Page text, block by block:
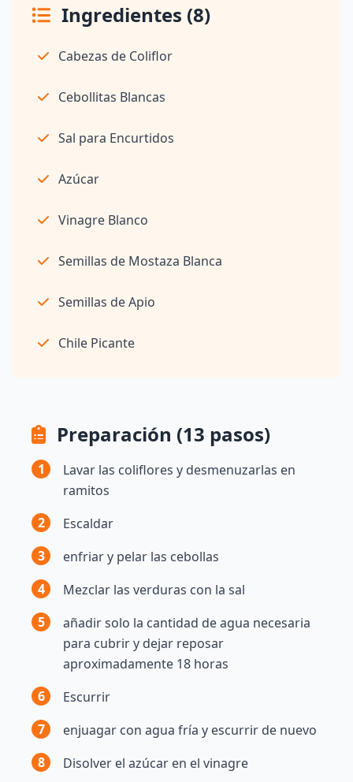
Ingredientes (8)
Cabezas de Coliflor
Cebollitas Blancas
Sal para Encurtidos
Azúcar
Vinagre Blanco
Semillas de Mostaza Blanca
Semillas de Apio
Chile Picante
Preparación (13 pasos)
1
Lavar las coliflores y desmenuzarlas en
ramitos
2
Escaldar
3
enfriar y pelar las cebollas
4
Mezclar las verduras con la sal
5
añadir solo la cantidad de agua necesaria
para cubrir y dejar reposar
aproximadamente 18 horas
6
Escurrir
7
enjuagar con agua fría y escurrir de nuevo
8
Disolver el azúcar en el vinagre